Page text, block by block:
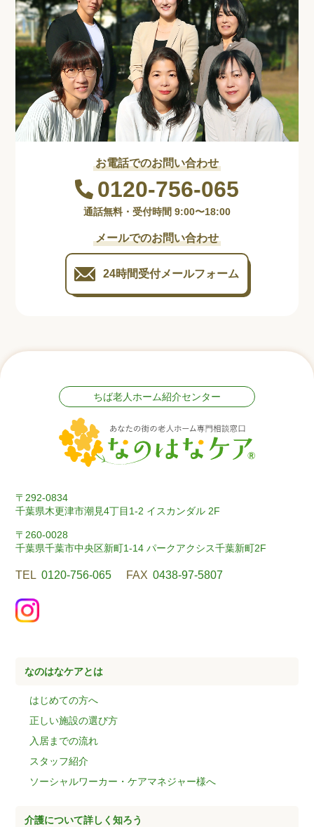
お電話でのお問い合わせ
0120-756-065
通話無料・受付時間 9:00〜18:00
メールでのお問い合わせ
24時間受付メールフォーム
ちば老人ホーム紹介センター
〒292-0834
千葉県木更津市潮見4丁目1-2 イスカンダル 2F
〒260-0028
千葉県千葉市中央区新町1-14 パークアクシス千葉新町2F
TEL 0120-756-065 FAX 0438-97-5807
なのはなケアとは
はじめての方へ
正しい施設の選び方
入居までの流れ
スタッフ紹介
ソーシャルワーカー・ケアマネジャー様へ
介護について詳しく知ろう